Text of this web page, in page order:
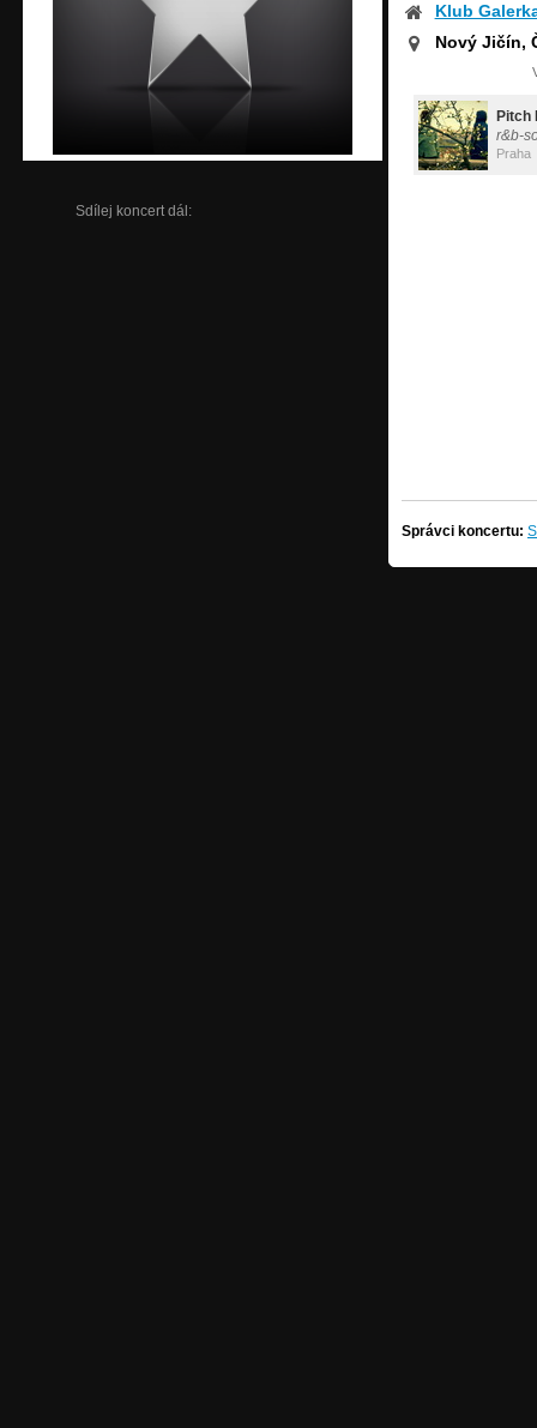
Sdílej koncert dál:
Klub
Nový Jičín,
Pitch
r&b-
Praha
Správci koncertu: